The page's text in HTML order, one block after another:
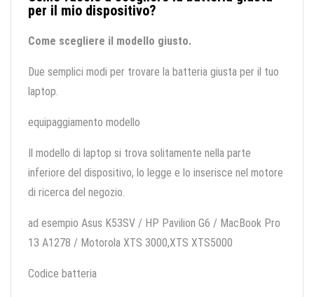
per il mio dispositivo?
Come scegliere il modello giusto.
Due semplici modi per trovare la batteria giusta per il tuo
laptop.
equipaggiamento modello
Il modello di laptop si trova solitamente nella parte
inferiore del dispositivo, lo legge e lo inserisce nel motore
di ricerca del negozio.
ad esempio Asus K53SV / HP Pavilion G6 / MacBook Pro
13 A1278 / Motorola XTS 3000,XTS XTS5000
Codice batteria